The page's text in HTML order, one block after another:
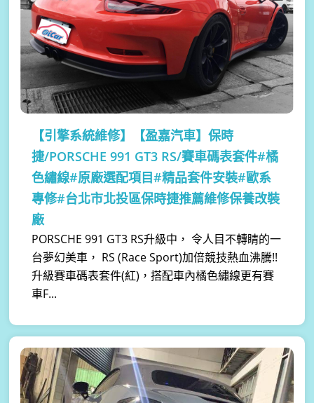
【引擎系統維修】
【盈嘉汽車】保時
捷/PORSCHE 991 GT3 RS/賽車碼表套件#橘
色繡線#原廠選配項目#精品套件安裝#歐系
專修#台北市北投區保時捷推薦維修保養改裝
廠
PORSCHE 991 GT3 RS升級中， 令人目不轉睛的一
台夢幻美車， RS (Race Sport)加倍競技熱血沸騰!!
升級賽車碼表套件(紅)，搭配車內橘色繡線更有賽
車F...